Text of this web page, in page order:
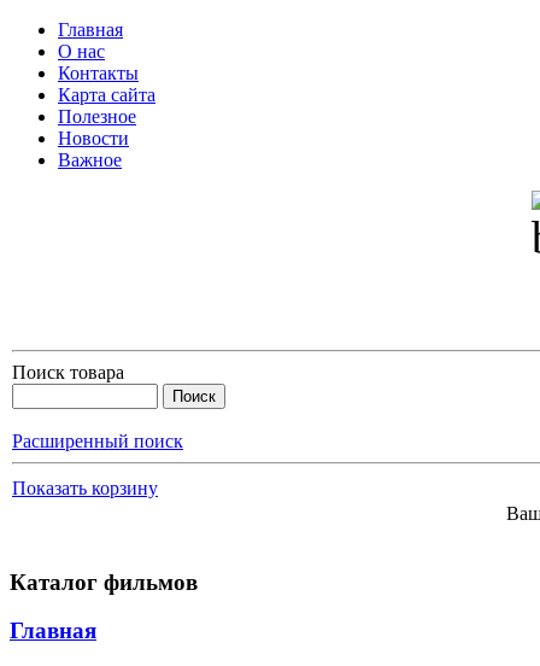
Главная
О нас
Контакты
Карта сайта
Полезное
Новости
Важное
Поиск товара
Расширенный поиск
Показать корзину
Каталог фильмов
Главная